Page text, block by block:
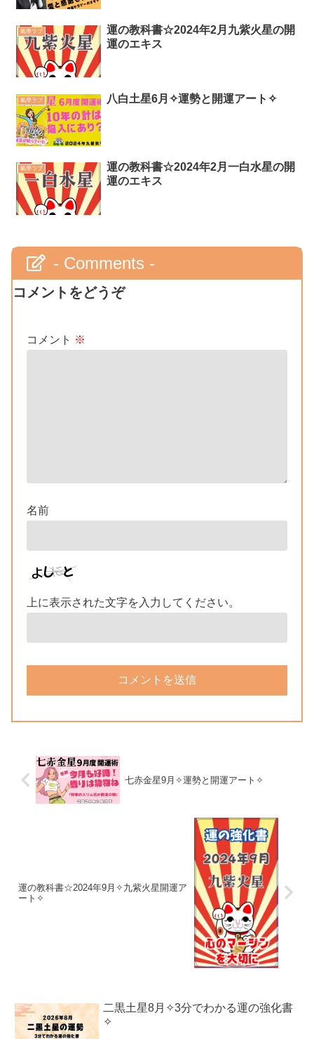
氣學ラブ
運の教科書☆2024年2月九紫火星の開
運のエキス
氣學ラブ 八白土星6月✧運勢と開運アート✧
氣學ラブ
運の教科書☆2024年2月一白水星の開
運のエキス
- Comments -
コメントをどうぞ
コメント ※
名前
上に表示された文字を入力してください。
七赤金星9月✧運勢と開運アート✧
運の教科書☆2024年9月✧九紫火星開運ア
ート✧
二黒土星8月✧3分でわかる運の強化書
✧